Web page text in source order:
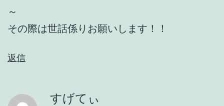
～
その際は世話係りお願いします！！
返信
すげてぃ